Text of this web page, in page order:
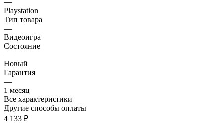
Playstation
Тип товара
—
Видеоигра
Состояние
—
Новый
Гарантия
—
1 месяц
Все характеристики
Другие способы оплаты
4 133 ₽